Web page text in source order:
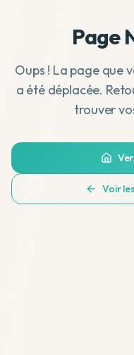
Page
Oups ! La page que
a été déplacée.
trouver
Voir